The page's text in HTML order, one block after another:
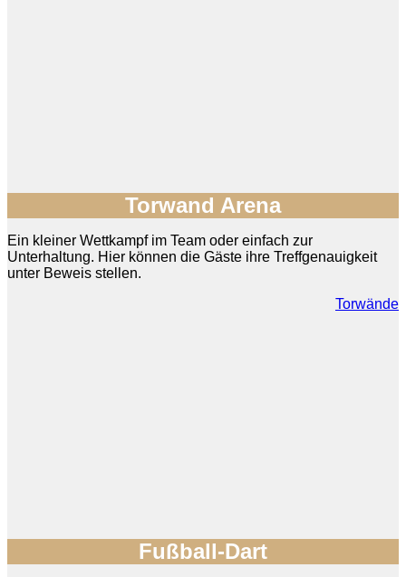
Torwand Arena
Ein kleiner Wettkampf im Team oder einfach zur
Unterhaltung. Hier können die Gäste ihre Treffgenauigkeit
unter Beweis stellen.
Torwände
Fußball-Dart